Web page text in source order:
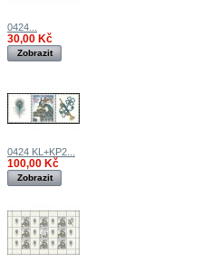
0424...
30,00 Kč
Zobrazit
0424 KL+KP2...
100,00 Kč
Zobrazit